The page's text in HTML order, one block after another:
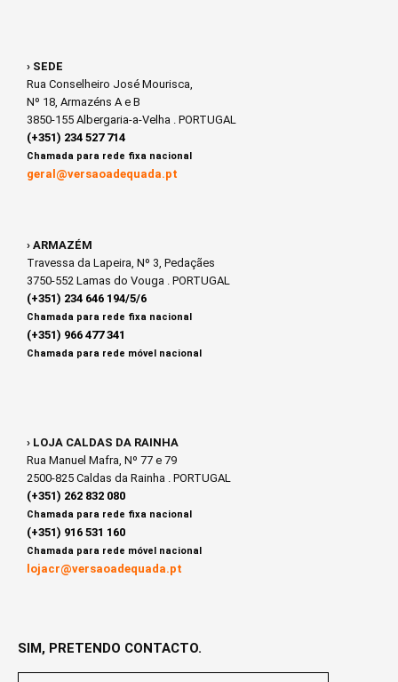
› SEDE
Rua Conselheiro José Mourisca,
Nº 18, Armazéns A e B
3850-155 Albergaria-a-Velha . PORTUGAL
(+351) 234 527 714
Chamada para rede fixa nacional
geral@versaoadequada.pt
› ARMAZÉM
Travessa da Lapeira, Nº 3, Pedaçães
3750-552 Lamas do Vouga . PORTUGAL
(+351) 234 646 194/5/6
Chamada para rede fixa nacional
(+351) 966 477 341
Chamada para rede móvel nacional
› LOJA CALDAS DA RAINHA
Rua Manuel Mafra, Nº 77 e 79
2500-825 Caldas da Rainha . PORTUGAL
(+351) 262 832 080
Chamada para rede fixa nacional
(+351) 916 531 160
Chamada para rede móvel nacional
lojacr@versaoadequada.pt
SIM, PRETENDO CONTACTO.